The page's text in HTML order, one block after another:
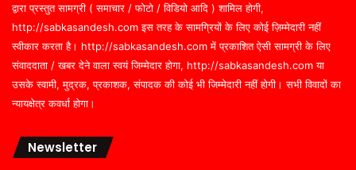
द्वारा प्रस्तुत सामग्री ( समाचार / फोटो / विडियो आदि ) शामिल होगी,
http://sabkasandesh.com इस तरह के सामग्रियों के लिए कोई ज़िम्मेदारी नहीं
स्वीकार करता है। http://sabkasandesh.com में प्रकाशित ऐसी सामग्री के लिए
संवाददाता / खबर देने वाला स्वयं जिम्मेदार होगा, http://sabkasandesh.com या
उसके स्वामी, मुद्रक, प्रकाशक, संपादक की कोई भी जिम्मेदारी नहीं होगी। सभी विवादों का
न्यायक्षेत्र कवर्धा होगा।
Newsletter